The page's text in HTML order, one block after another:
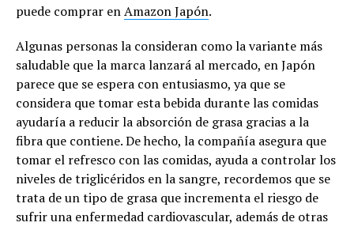
puede comprar enAmazon Japón.
Algunas personas la consideran como la variante más
saludable que la marca lanzará al mercado, en Japón
parece que se espera con entusiasmo, ya que se
considera que tomar esta bebida durante las comidas
ayudaría a reducir la absorción de grasa gracias a la
fibra que contiene. De hecho, la compañía asegura que
tomar el refresco con las comidas, ayuda a controlar los
niveles de triglicéridos en la sangre, recordemos que se
trata de un tipo de grasa que incrementa el riesgo de
sufrir una enfermedad cardiovascular, además de otras